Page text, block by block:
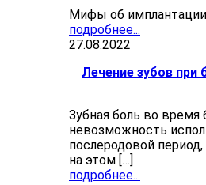
Мифы об
подробнее...
27.08.2022
Лечение зубов при
Зубная боль во
невозможность
послеродовой
на этом […]
подробнее...